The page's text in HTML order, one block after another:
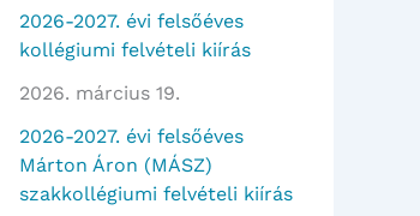
2026-2027. évi felsőéves
kollégiumi felvételi kiírás
2026. március 19.
2026-2027. évi felsőéves
Márton Áron (MÁSZ)
szakkollégiumi felvételi kiírás